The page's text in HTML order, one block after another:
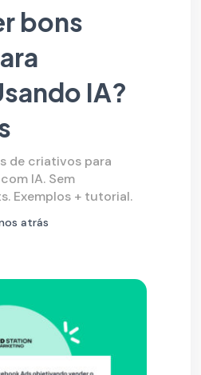
bons
IA?
de criativos para
IA. Sem
Exemplos + tutorial.
atrás